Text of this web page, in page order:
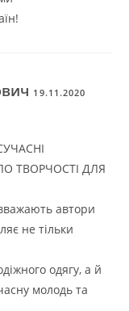
19.11.2020
ТВОРЧОСТІ ДЛЯ
автори
не тільки
одягу, а й
молодь та